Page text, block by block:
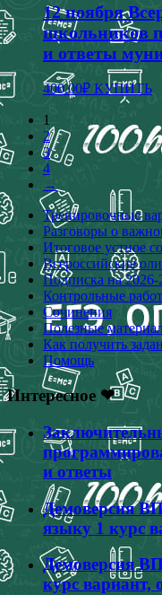
12 ноября
школьников
и ответы
400.00₽ КУПИТЬ
1
2
3
4
→
Тренировочные
Разговоры о
Итоговое устное
Всероссийские
Подписка на 2026-
Контрольные
Сочинения
Полезные
Как получить
Помощь
Интересное ❤
и ответы
Демоверсия
языку 1 курс
Демоверсия
курс вариант,